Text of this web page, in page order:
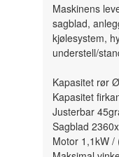
Maskinens
sagblad,
kjølesystem,
understell/
Kapasitet rør
Kapasitet
Justerbar
Sagblad
Motor 1,1kW /